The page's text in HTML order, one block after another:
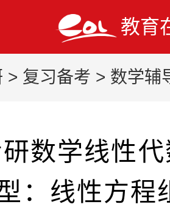
教育
> 复习备考 > 数学辅
数学线性
：线性方程